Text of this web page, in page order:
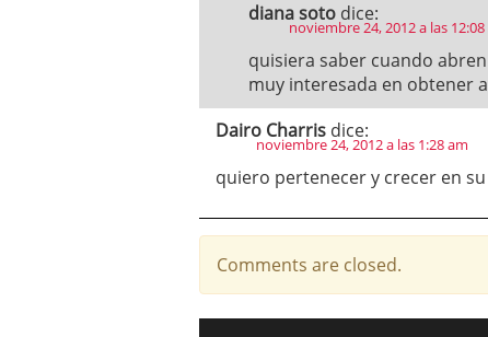
diana soto dice:
noviembre 24, 2012 a las 12:08
quisiera saber cuando
muy interesada en obtener
Dairo Charris dice:
noviembre 24, 2012 a las 1:28 am
quiero pertenecer y crecer en
Comments are closed.